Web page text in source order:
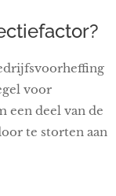
voor
een deel van de
te storten aan